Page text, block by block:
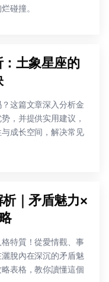
碰撞。
土象星座的
这篇文章深入分析金
，并提供实用建议，
成长空间，解决常见
｜矛盾魅力×
特質！從愛情觀、事
脫內在深沉的矛盾魅
表格，教你讀懂這個